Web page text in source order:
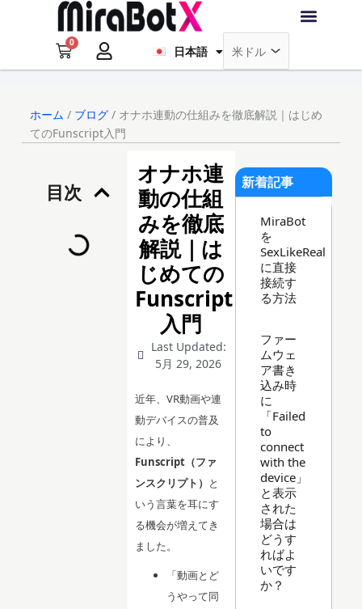
0
Cart 日本語
Français
Deutsch
ホーム / ブログ/ オナホ連動の仕組みを徹底解説｜はじめ
てのFunscript入門
目次
オナホ連
動の仕組
みを徹底
解説｜は
じめての
Funscript
入門
Last Updated:
5月 29, 2026
近年、VR動画や連
動デバイスの普及
により、
Funscript（ファ
ンスクリプト） と
いう言葉を耳にす
る機会が増えてき
ました。
「動画とど
うやって同
新着記事
MiraBot
を
SexLikeReal
に直接
接続す
る方法
ファー
ムウェ
ア書き
込み時
に
「Failed
to
connect
with the
device」
と表示
された
場合は
どうす
ればよ
いです
か？